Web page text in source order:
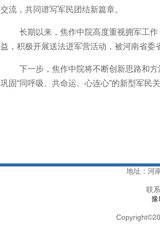
交流，共同谱写军民团结新篇章。
长期以来，焦作中院高度重视拥军工
益，积极开展送法进军营活动，被河南省
下一步，焦作中院将不断创新思路和
巩固“同呼吸、共命运、心连心”的新型军民
地址：河
联
豫
Copyright©